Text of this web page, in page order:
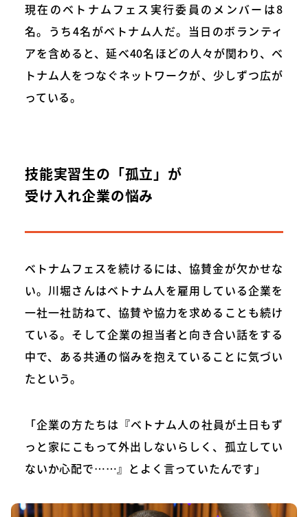
現在のベトナムフェス実行委員のメンバーは8
名。うち4名がベトナム人だ。当日のボランティ
アを含めると、延べ40名ほどの人々が関わり、ベ
トナム人をつなぐネットワークが、少しずつ広が
っている。
技能実習生の「孤立」が
受け入れ企業の悩み
ベトナムフェスを続けるには、協賛金が欠かせな
い。川堀さんはベトナム人を雇用している企業を
一社一社訪ねて、協賛や協力を求めることも続け
ている。そして企業の担当者と向き合い話をする
中で、ある共通の悩みを抱えていることに気づい
たという。
「企業の方たちは『ベトナム人の社員が土日もず
っと家にこもって外出しないらしく、孤立してい
ないか心配で……』とよく言っていたんです」